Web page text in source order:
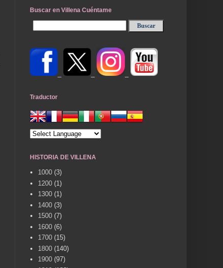
Buscar en Villena Cuéntame
Traductor
HISTORIA DE VILLENA
1000 (3)
1200 (1)
1300 (1)
1400 (3)
1500 (7)
1600 (6)
1700 (15)
1800 (140)
1900 (97)